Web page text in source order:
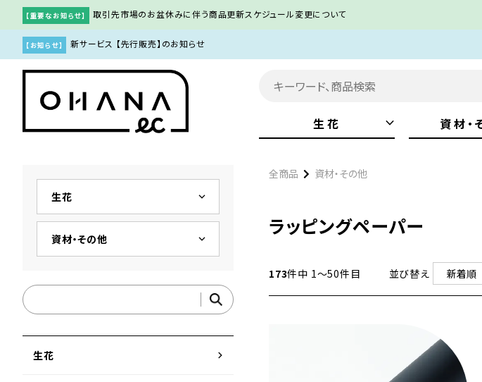
【重要なお知らせ】 取引先市場のお盆休みに伴う商品更新スケジュール変更について
【お知らせ】 新サービス 【先行販売】のお知らせ
生花 keyboard_arrow_down 資材・
全商品 資材・その他
ラッピングペーパー
173件中 1〜50件目 並び替え
生花 keyboard_arrow_down
資材・その他 keyboard_arrow_down
生花 chevron_right